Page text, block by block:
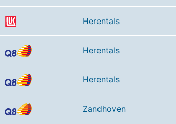
Herentals
Herentals
Herentals
Zandhoven